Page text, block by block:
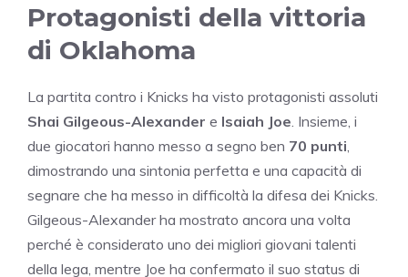
Protagonisti della vittoria
di Oklahoma
La partita contro i Knicks ha visto protagonisti assoluti
Shai Gilgeous-Alexander e Isaiah Joe . Insieme, i
due giocatori hanno messo a segno ben 70 punti
dimostrando una sintonia perfetta e una capacità di
segnare che ha messo in difficoltà la difesa dei Knicks.
Gilgeous-Alexander ha mostrato ancora una volta
perché è considerato uno dei migliori giovani talenti
della lega, mentre Joe ha confermato il suo status di